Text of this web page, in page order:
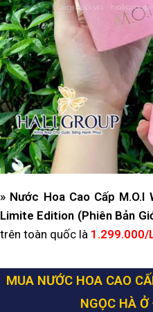
» Nước Hoa Cao Cấp M.O.I
Limite Edition (Phiên Bản
trên toàn quốc là 1.299.000/
MUA NƯỚC HOA CAO
NGỌC HÀ Ở